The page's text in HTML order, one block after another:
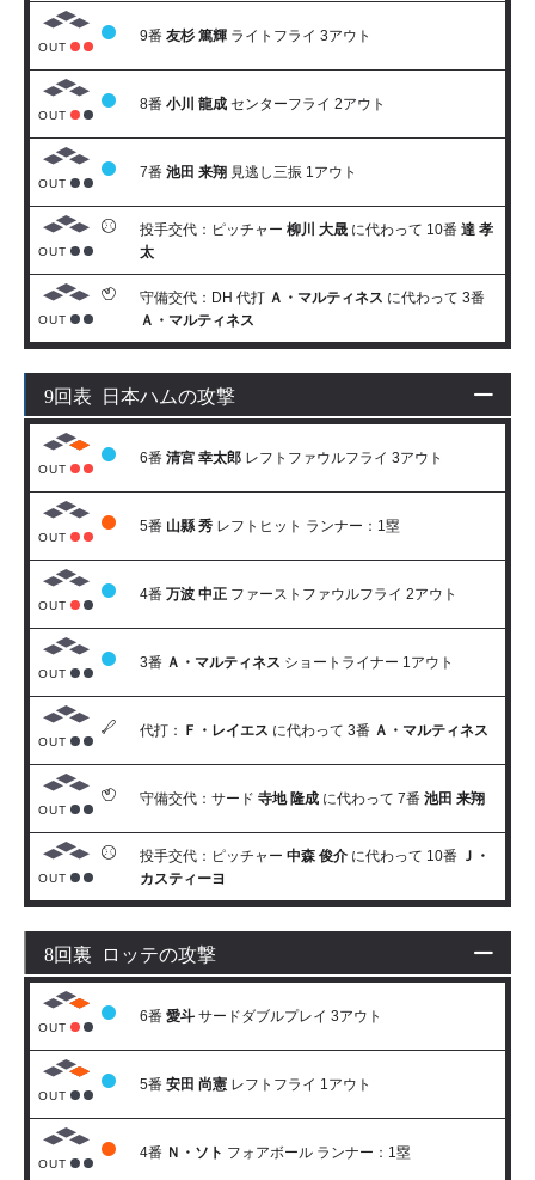
OUT
9番 友杉 篤輝 ライトフライ 3アウト
OUT
8番 小川 龍成 センターフライ 2アウト
OUT
7番 池田 来翔 見逃し三振 1アウト
OUT
投手交代：ピッチャー 柳川 大晟 に代わって 10番 達 孝
太
OUT
守備交代：DH 代打 Ａ・マルティネス に代わって 3番
Ａ・マルティネス
9回表 日本ハムの攻撃
OUT
6番 清宮 幸太郎 レフトファウルフライ 3アウト
OUT
5番 山縣 秀 レフトヒット ランナー：1塁
OUT
4番 万波 中正 ファーストファウルフライ 2アウト
OUT
3番 Ａ・マルティネス ショートライナー 1アウト
OUT
代打： Ｆ・レイエス に代わって 3番 Ａ・マルティネス
OUT
守備交代：サード 寺地 隆成 に代わって 7番 池田 来翔
OUT
投手交代：ピッチャー 中森 俊介 に代わって 10番 Ｊ・
カスティーヨ
8回裏 ロッテの攻撃
OUT
6番 愛斗 サードダブルプレイ 3アウト
OUT
5番 安田 尚憲 レフトフライ 1アウト
OUT
4番 Ｎ・ソト フォアボール ランナー：1塁